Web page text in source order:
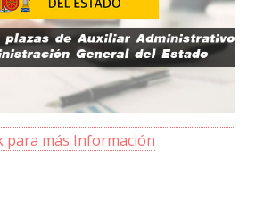
para más Información